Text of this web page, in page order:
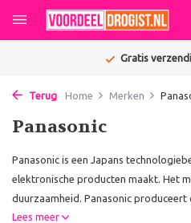
Gratis
Terug Home Merken
Panasonic
Panasonic is een Japans
elektronische producten maakt. Het
duurzaamheid. Panasonic produceert
Lees meer